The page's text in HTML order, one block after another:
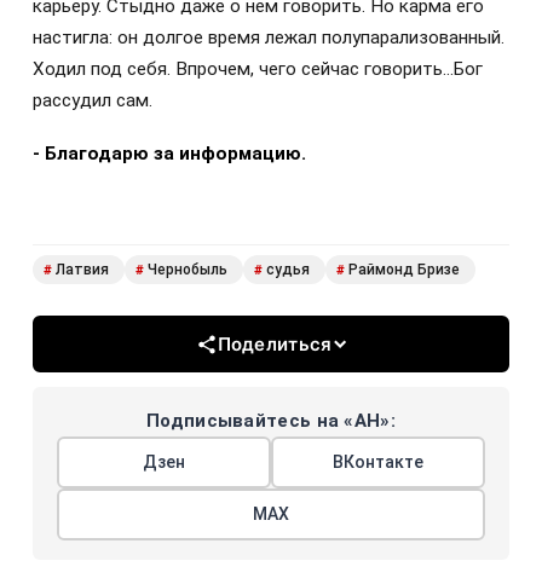
карьеру. Стыдно даже о нем говорить. Но карма его
настигла: он долгое время лежал полупарализованный.
Ходил под себя. Впрочем, чего сейчас говорить…Бог
рассудил сам.
- Благодарю за информацию.
# Латвия # Чернобыль # судья # Раймонд Бризе
Поделиться
Подписывайтесь на «АН»:
Дзен ВКонтакте
МАХ